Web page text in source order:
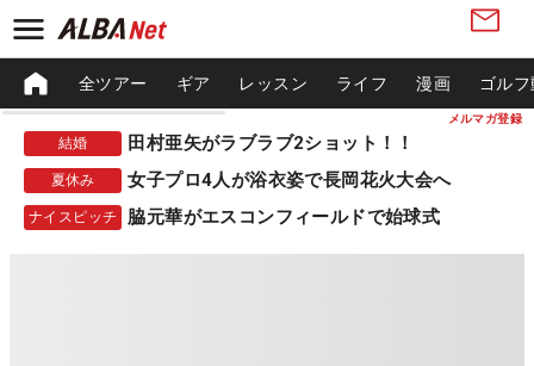
メルマガ登録
全ツアー ギア レッスン ライフ 漫画 ゴル
結婚 田村亜矢がラブラブ2ショット！！
夏休み 女子プロ4人が浴衣姿で長岡花火大会へ
ナイスピッチ 脇元華がエスコンフィールドで始球式